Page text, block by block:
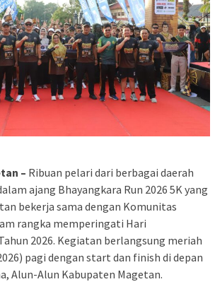
– Ribuan pelari dari berbagai daerah
ajang Bhayangkara Run 2026 5K yang
bekerja sama dengan Komunitas
rangka memperingati Hari
2026. Kegiatan berlangsung meriah
pagi dengan start dan finish di depan
Alun-Alun Kabupaten Magetan.